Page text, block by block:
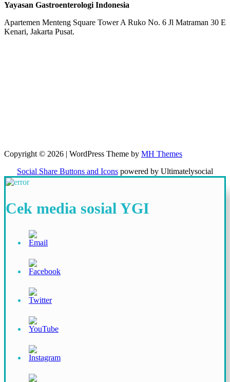
Yayasan Gastroenterologi Indonesia
Apartemen Menteng Square Tower A Ruko No. 6 Jl Matraman 30 E
Kenari, Jakarta Pusat.
Copyright © 2026 | WordPress Theme by MH Themes
Social Share Buttons and Icons powered by Ultimatelysocial
Cek media sosial YGI